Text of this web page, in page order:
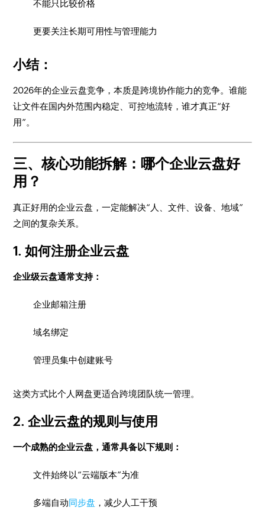
不能只比较价格
更要关注长期可用性与管理能力
小结：
2026年的企业云盘竞争，本质是跨境协作能力的竞争。谁能
让文件在国内外范围内稳定、可控地流转，谁才真正“好
用”。
三、核心功能拆解：哪个企业云盘好
用？
真正好用的企业云盘，一定能解决“人、文件、设备、地域”
之间的复杂关系。
1. 如何注册企业云盘
企业级云盘通常支持：
企业邮箱注册
域名绑定
管理员集中创建账号
这类方式比个人网盘更适合跨境团队统一管理。
2. 企业云盘的规则与使用
一个成熟的企业云盘，通常具备以下规则：
文件始终以“云端版本”为准
多端自动同步盘 ，减少人工干预